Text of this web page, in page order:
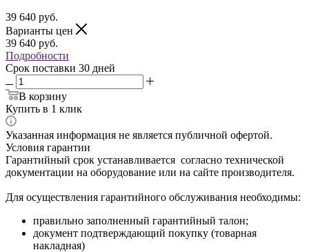
39 640 руб.
Варианты цен
39 640 руб.
Подробности
Срок поставки 30 дней
В корзину
Купить в 1 клик
Указанная информация не является публичной офертой.
Условия гарантии
Гарантийный срок устанавливается согласно технической
документации на оборудование или на сайте производителя.
Для осуществления гарантийного обслуживания необходимы:
правильно заполненный гарантийный талон;
документ подтверждающий покупку (товарная
накладная)